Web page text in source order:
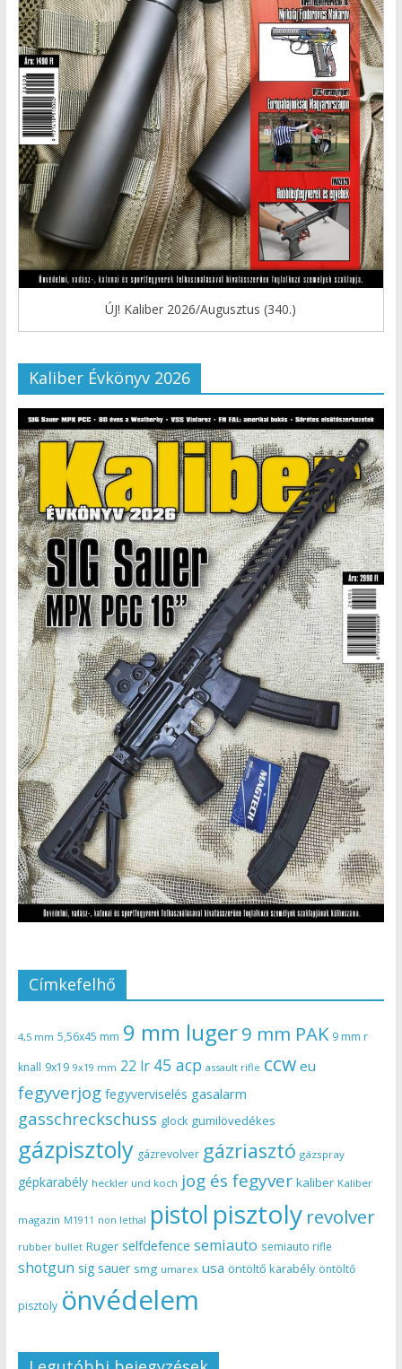
ÚJ! Kaliber 2026/Augusztus (340.)
Kaliber Évkönyv 2026
Címkefelhő
4,5 mm 5,56x45 mm 9 mm luger9 mm PAK 9 mm r
knall 9x19 9x19 mm 22 lr 45 acp assault rifle ccw eu
fegyverjog fegyverviselés gasalarm
gasschreckschuss glock gumilövedékes
gázpisztoly gázrevolver gázriasztó gázspray
gépkarabély heckler und koch jog és fegyver kaliber Kaliber
magazin M1911 non lethal pistol pisztoly revolver
rubber bullet Ruger selfdefence semiauto semiauto rifle
shotgun sig sauer smg umarex usa öntöltő karabély öntöltő
pisztoly önvédelem